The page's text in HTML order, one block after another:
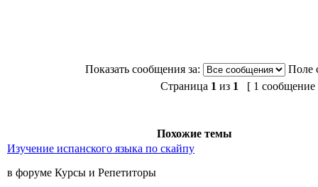
Показать сообщения за:
Поле
Страница 1 из 1 [ 1 сообщение
Похожие темы
Изучение испанского языка по скайпу
в форуме Курсы и Репетиторы